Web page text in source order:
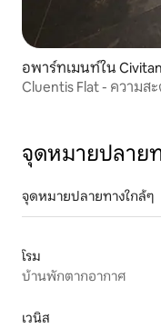
อพาร์ทเมนท์ใน
Cluentis Flat - ความส
จุดหมายปลาย
จุดหมายปลายทางใกล้ๆ
โรม
บ้านพักตากอากาศ
เวนิส